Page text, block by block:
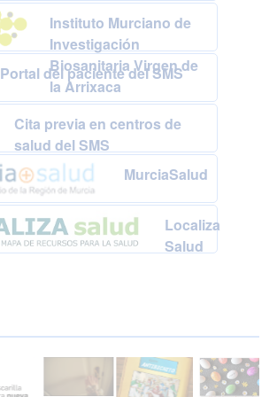
Instituto Murciano de
Investigación
Biosanitaria Virgen de
la Arrixaca
Portal del paciente del SMS
Cita previa en centros de
salud del SMS
MurciaSalud
Localiza
Salud